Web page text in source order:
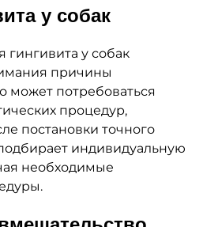
у собак
у собак
причины
может потребоваться
процедур,
постановки точного
индивидуальную
необходимые